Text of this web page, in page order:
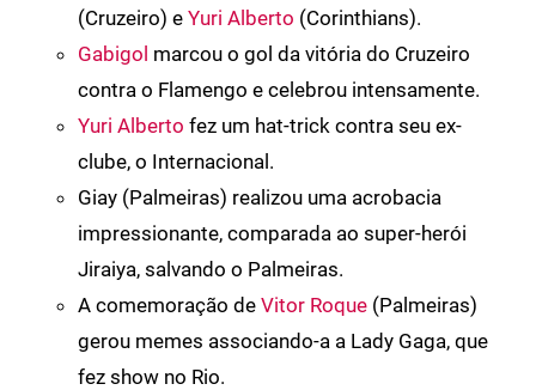
(Cruzeiro) e Yuri Alberto (Corinthians).
Gabigol marcou o gol da vitória do Cruzeiro
contra o Flamengo e celebrou intensamente.
Yuri Alberto fez um hat-trick contra seu ex-
clube, o Internacional.
Giay (Palmeiras) realizou uma acrobacia
impressionante, comparada ao super-herói
Jiraiya, salvando o Palmeiras.
A comemoração de Vitor Roque (Palmeiras)
gerou memes associando-a a Lady Gaga, que
fez show no Rio.